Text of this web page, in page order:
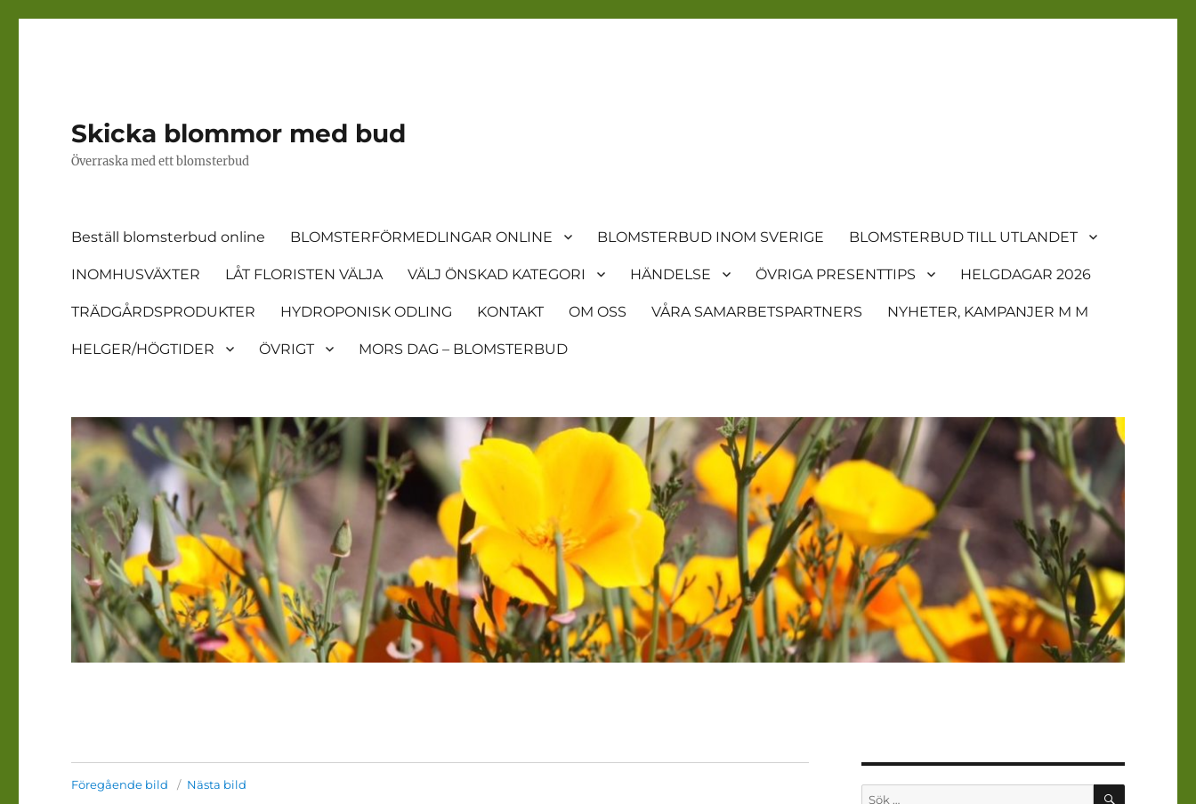
Skicka blommor med bud
Överraska med ett blomsterbud
Beställ blomsterbud online BLOMSTERFÖRMEDLINGAR ONLINE BLOMSTERBUD INOM SVERIGE BLOMSTERBUD TILL UTLANDET
INOMHUSVÄXTER LÅT FLORISTEN VÄLJA VÄLJ ÖNSKAD KATEGORI HÄNDELSE ÖVRIGA PRESENTTIPS HELGDAGAR 2026
TRÄDGÅRDSPRODUKTER HYDROPONISK ODLING KONTAKT OM OSS VÅRA SAMARBETSPARTNERS NYHETER, KAMPANJER M M
HELGER/HÖGTIDER ÖVRIGT MORS DAG – BLOMSTERBUD
Föregående bild Nästa bild
Sök
SÖK